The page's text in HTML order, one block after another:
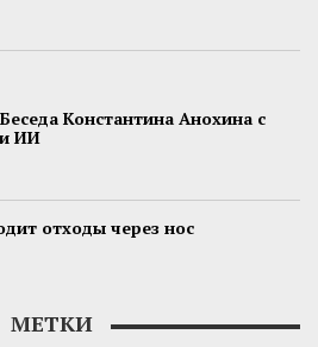
Константина Анохина с
ИИ
отходы через нос
МЕТКИ